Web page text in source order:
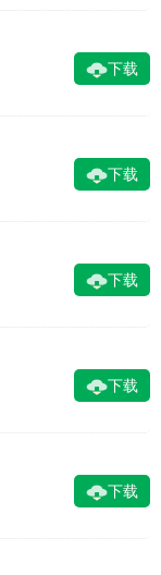
下载
下载
下载
下载
下载